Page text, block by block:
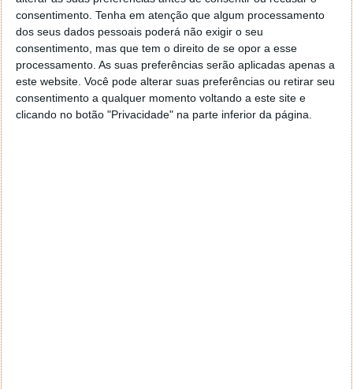
consentimento. Tenha em atenção que algum processamento
dos seus dados pessoais poderá não exigir o seu
consentimento, mas que tem o direito de se opor a esse
processamento. As suas preferências serão aplicadas apenas a
este website. Você pode alterar suas preferências ou retirar seu
consentimento a qualquer momento voltando a este site e
clicando no botão "Privacidade" na parte inferior da página.
Este artigo tem mais de um ano